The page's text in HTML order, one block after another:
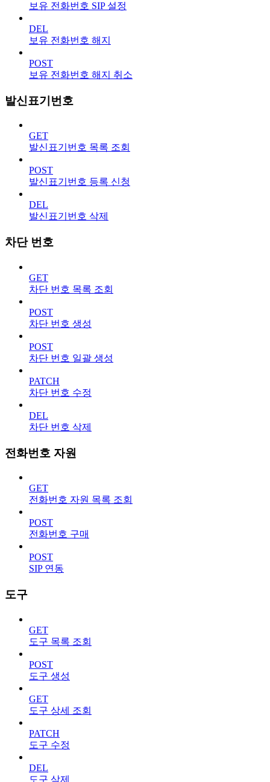
보유 전화번호 SIP 설정
DEL
보유 전화번호 해지
POST
보유 전화번호 해지 취소
발신표기번호
GET
발신표기번호 목록 조회
POST
발신표기번호 등록 신청
DEL
발신표기번호 삭제
차단 번호
GET
차단 번호 목록 조회
POST
차단 번호 생성
POST
차단 번호 일괄 생성
PATCH
차단 번호 수정
DEL
차단 번호 삭제
전화번호 자원
GET
전화번호 자원 목록 조회
POST
전화번호 구매
POST
SIP 연동
도구
GET
도구 목록 조회
POST
도구 생성
GET
도구 상세 조회
PATCH
도구 수정
DEL
도구 삭제